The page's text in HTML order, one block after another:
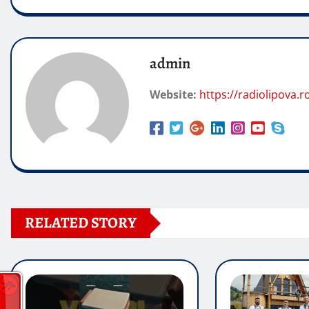
admin
Website: https://
RELATED STORY